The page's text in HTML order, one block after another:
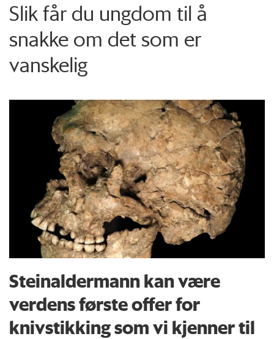
Slik får du ungdom til å
snakke om det som er
vanskelig
Steinaldermann kan være
verdens første offer for
knivstikking som vi kjenner til